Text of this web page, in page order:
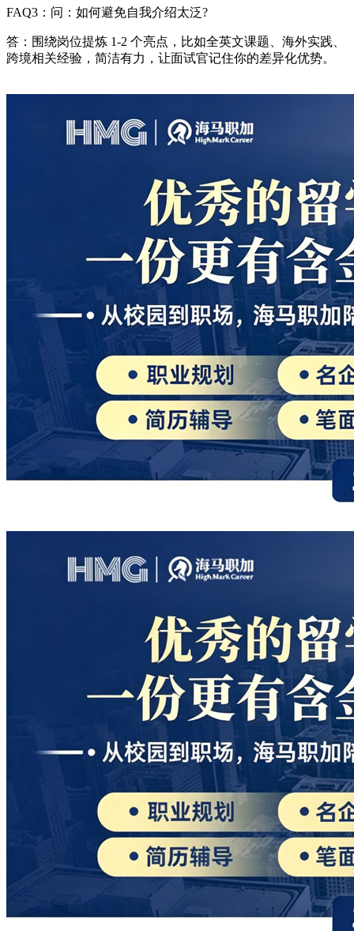
FAQ3：问：如何避免自我介绍太泛?
答：围绕岗位提炼 1-2 个亮点，比如全英文课题、海外实践、
跨境相关经验，简洁有力，让面试官记住你的差异化优势。